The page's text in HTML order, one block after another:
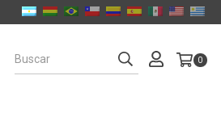
0